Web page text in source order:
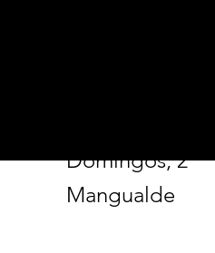
Domingos, 2
Mangualde